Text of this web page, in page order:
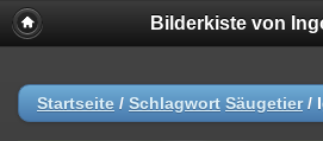
Bilderkiste von
Startseite / Schlagwort Säugetier/